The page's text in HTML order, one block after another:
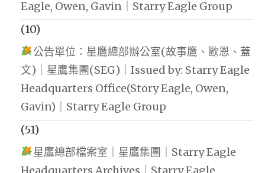
Eagle, Owen, Gavin｜Starry Eagle Group
(10)
公告單位：星鷹總部辦公室(故事鷹、歐恩、蓋
文)｜星鷹集團(SEG)｜Issued by: Starry Eagle
Headquarters Office(Story Eagle, Owen,
Gavin)｜Starry Eagle Group
(51)
星鷹總部檔案室｜星鷹集團｜Starry Eagle
Headquarters Archives｜Starry Eagle